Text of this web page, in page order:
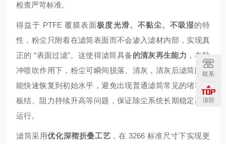
检查严苛标准。
得益于 PTFE 覆膜表面极度光滑、不黏尘、不吸湿的特
性，粉尘只附着在滤筒表面而不会渗入滤材内部，实现真
正的 “表面过滤"。这使得滤筒具备的清灰再生能力 ，在脉
冲喷吹作用下，粉尘可瞬间脱落、清灰，清灰后滤筒阻力
能快速恢复到初始水平，避免出现普通滤筒常见的堵塞、
板结、阻力持续升高等问题，保证除尘系统长期稳定高效
运行。
滤筒采用优化深褶折叠工艺 ，在 3266 标准尺寸下实现更
联系
顶部